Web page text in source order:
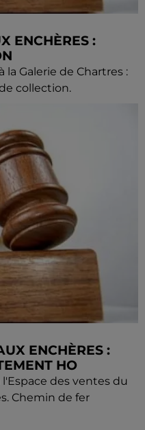
ENCHÈRES :
la Galerie de Chartres :
collection.
ENCHÈRES :
HO
des ventes du
Chemin de fer